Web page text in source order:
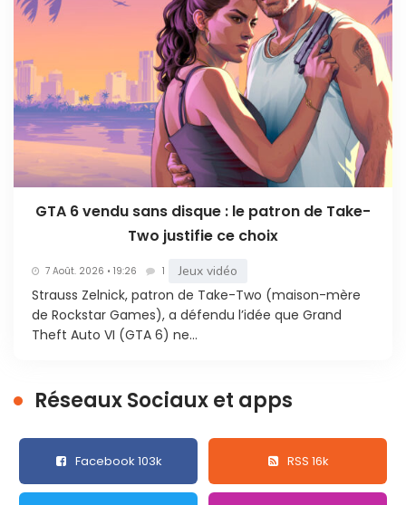
GTA 6 vendu sans disque : le patron de Take-
Two justifie ce choix
7 Août. 2026 • 19:26 1 Jeux vidéo
Strauss Zelnick, patron de Take-Two (maison-mère
de Rockstar Games), a défendu l’idée que Grand
Theft Auto VI (GTA 6) ne...
Réseaux Sociaux et apps
Facebook 103k RSS 16k